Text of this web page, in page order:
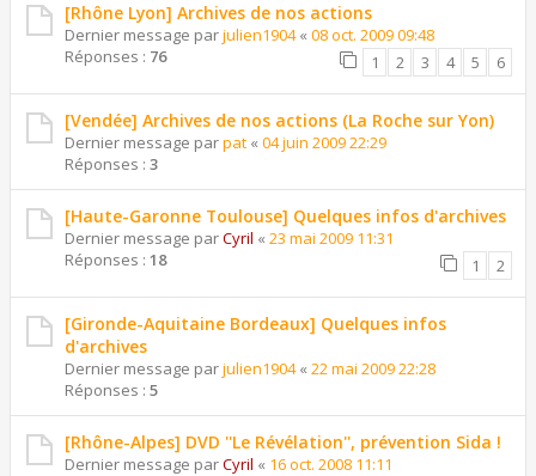
[Rhône Lyon] Archives de nos actions
Dernier message parjulien1904« 08 oct. 2009 09:48
Réponses : 76 1 2 3 4 5 6
[Vendée] Archives de nos actions (La Roche sur Yon)
Dernier message parpat « 04 juin 2009 22:29
Réponses : 3
[Haute-Garonne Toulouse] Quelques infos d'archives
Dernier message parCyril « 23 mai 2009 11:31
Réponses : 18 1 2
[Gironde-Aquitaine Bordeaux] Quelques infos
d'archives
Dernier message parjulien1904« 22 mai 2009 22:28
Réponses : 5
[Rhône-Alpes] DVD ''Le Révélation'', prévention Sida !
Dernier message parCyril « 16 oct. 2008 11:11